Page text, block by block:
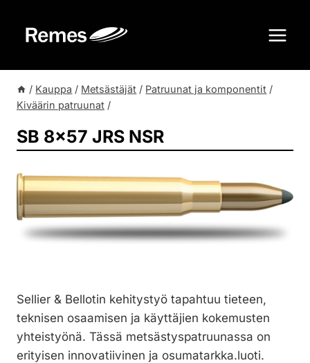
sisältöön
/ Kauppa / Metsästäjät / Patruunat ja komponentit /
Kiväärin patruunat /
SB 8×57 JRS NSR
Sellier & Bellotin kehitystyö tapahtuu tieteen,
teknisen osaamisen ja käyttäjien kokemusten
yhteistyönä. Tässä metsästyspatruunassa on
erityisen innovatiivinen ja osumatarkka.luoti.